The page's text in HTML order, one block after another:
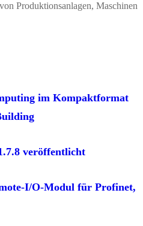
Produktionsanlagen, Maschinen
im Kompaktformat
veröffentlicht
I/O-Modul für Profinet,